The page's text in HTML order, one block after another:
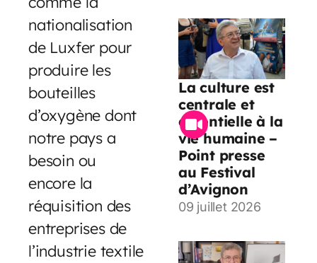
nationalisation
de Luxfer pour
produire les
bouteilles
d’oxygène dont
notre pays a
besoin ou
encore la
réquisition des
entreprises de
l’industrie textile
La culture est
centrale et
essentielle à la
vie humaine –
Point presse
au Festival
d’Avignon
09 juillet 2026